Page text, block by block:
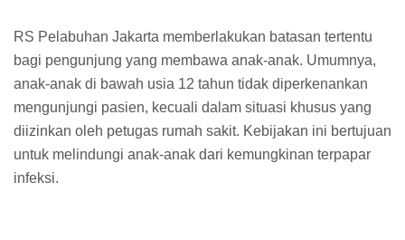
RS Pelabuhan Jakarta memberlakukan batasan tertentu
bagi pengunjung yang membawa anak-anak. Umumnya,
anak-anak di bawah usia 12 tahun tidak diperkenankan
mengunjungi pasien, kecuali dalam situasi khusus yang
diizinkan oleh petugas rumah sakit. Kebijakan ini bertujuan
untuk melindungi anak-anak dari kemungkinan terpapar
infeksi.